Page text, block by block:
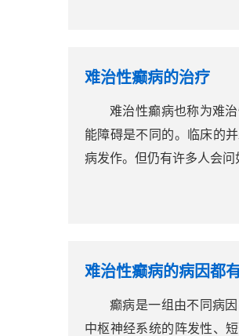
难治性癫病的治疗
难治性癫病也称为难
能障碍是不同的。临床的
病发作。但仍有许多人会
难治性癫病的病因都
癫病是一组由不同病
中枢神经系统的阵发性、